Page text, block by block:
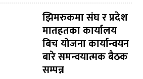
झिमरुकमा संघ र प्रदेश
मातहतका कार्यालय
बिच योजना कार्यान्वयन
बारे समन्वयात्मक बैठक
सम्पन्न